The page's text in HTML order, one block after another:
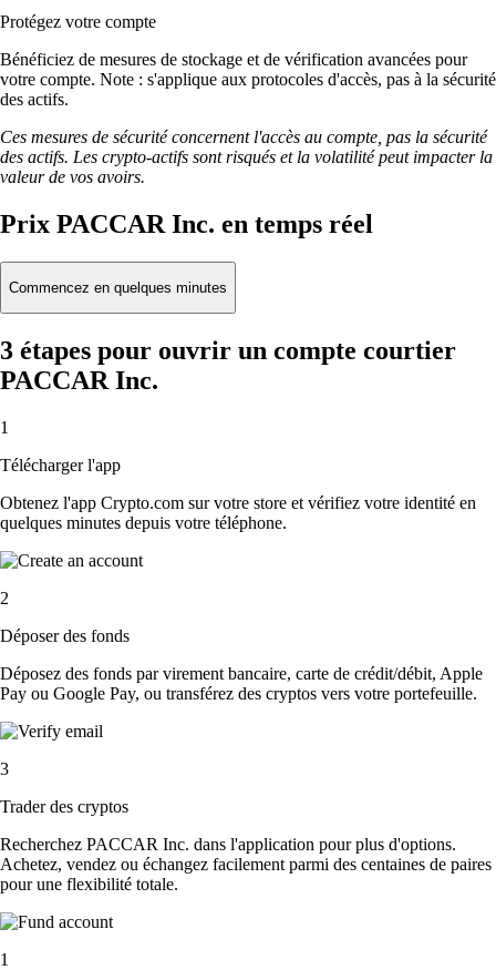
Protégez votre compte
Bénéficiez de mesures de stockage et de vérification avancées pour
votre compte. Note : s'applique aux protocoles d'accès, pas à la sécurité
des actifs.
Ces mesures de sécurité concernent l'accès au compte, pas la sécurité
des actifs. Les crypto-actifs sont risqués et la volatilité peut impacter la
valeur de vos avoirs.
Prix PACCAR Inc. en temps réel
Commencez en quelques minutes
3 étapes pour ouvrir un compte courtier
PACCAR Inc.
1
Télécharger l'app
Obtenez l'app Crypto.com sur votre store et vérifiez votre identité en
quelques minutes depuis votre téléphone.
2
Déposer des fonds
Déposez des fonds par virement bancaire, carte de crédit/débit, Apple
Pay ou Google Pay, ou transférez des cryptos vers votre portefeuille.
3
Trader des cryptos
Recherchez PACCAR Inc. dans l'application pour plus d'options.
Achetez, vendez ou échangez facilement parmi des centaines de paires
pour une flexibilité totale.
1